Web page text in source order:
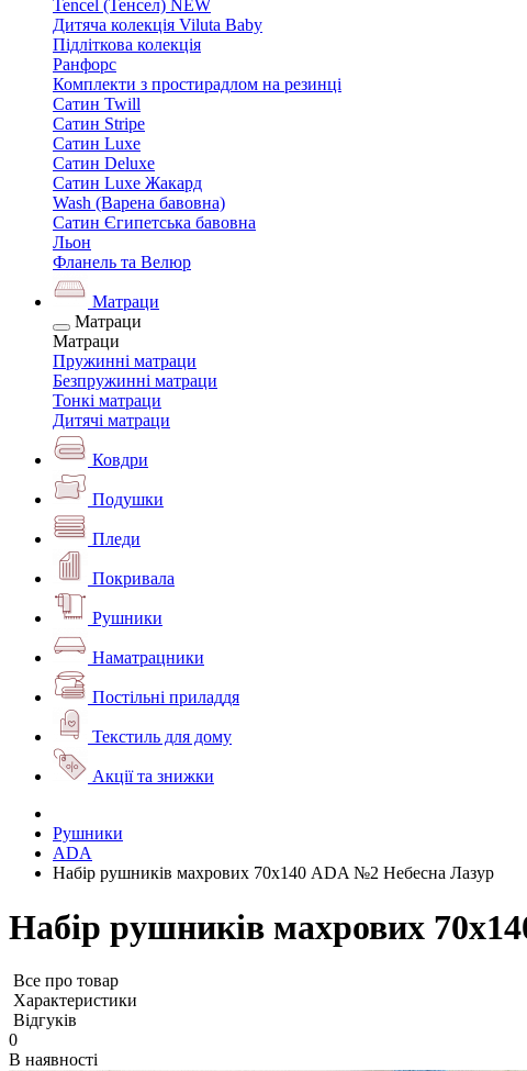
Tencel (Тенсел) NEW
Дитяча колекція Viluta Baby
Підліткова колекція
Ранфорс
Комплекти з простирадлом на резинці
Сатин Twill
Сатин Stripe
Сатин Luxe
Сатин Deluxe
Сатин Luxe Жакард
Wash (Варена бавовна)
Сатин Єгипетська бавовна
Льон
Фланель та Велюр
Матраци
Матраци
Матраци
Пружинні матраци
Безпружинні матраци
Тонкі матраци
Дитячі матраци
Ковдри
Подушки
Пледи
Покривала
Рушники
Наматрацники
Постільні приладдя
Текстиль для дому
Акції та знижки
Рушники
ADA
Набір рушників махрових 70х140 ADA №2 Небесна Лазур
Набір рушників махрових
Все про товар
Характеристики
Відгуків
0
В наявності